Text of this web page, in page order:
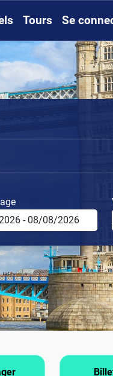
Tours Se